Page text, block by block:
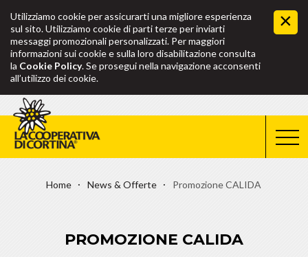
Utilizziamo cookie per assicurarti una migliore esperienza
sul sito. Utilizziamo cookie di parti terze per inviarti
messaggi promozionali personalizzati. Per maggiori
informazioni sui cookie e sulla loro disabilitazione consulta
la Cookie Policy. Se prosegui nella navigazione acconsenti
all’utilizzo dei cookie.
Home News & Offerte Promozione CALIDA
PROMOZIONE CALIDA